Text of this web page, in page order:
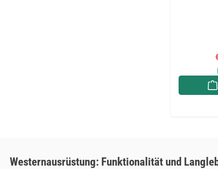
Westernausrüstung: Funktionalität und